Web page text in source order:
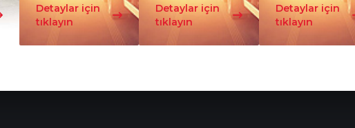
Detaylar için
tıklayın
Detaylar için
tıklayın
Detaylar için
tıklayın